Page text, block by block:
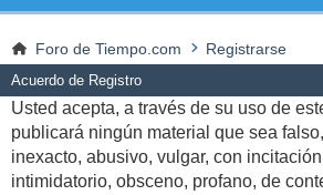
Foro de Tiempo.com Registrarse
Acuerdo de Registro
Usted acepta, a través de su uso de
publicará ningún material que sea
inexacto, abusivo, vulgar, con
intimidatorio, obsceno, profano, de